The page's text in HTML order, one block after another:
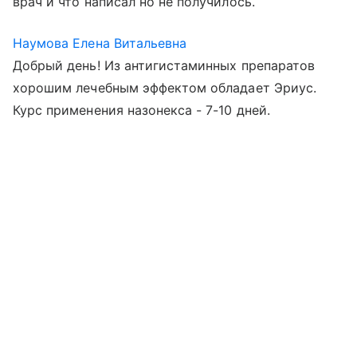
Наумова Елена Витальевна
Добрый день! Из антигистаминных препаратов
хорошим лечебным эффектом обладает Эриус.
Курс применения назонекса - 7-10 дней.